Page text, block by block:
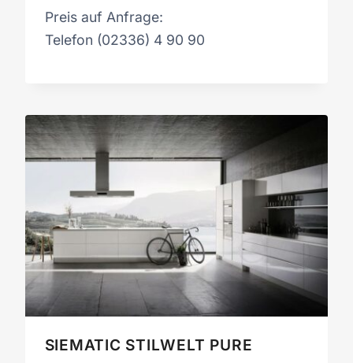
Preis auf Anfrage:
Telefon (02336) 4 90 90
SIEMATIC STILWELT PURE